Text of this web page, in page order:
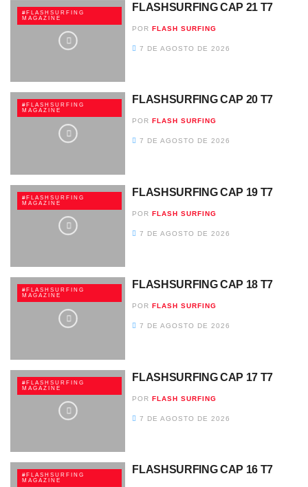
#FLASHSURFING
MAGAZINE
FLASHSURFING CAP 21 T7
POR FLASH SURFING
7 DE AGOSTO DE 2026
#FLASHSURFING
MAGAZINE
FLASHSURFING CAP 20 T7
POR FLASH SURFING
7 DE AGOSTO DE 2026
#FLASHSURFING
MAGAZINE
FLASHSURFING CAP 19 T7
POR FLASH SURFING
7 DE AGOSTO DE 2026
#FLASHSURFING
MAGAZINE
FLASHSURFING CAP 18 T7
POR FLASH SURFING
7 DE AGOSTO DE 2026
#FLASHSURFING
MAGAZINE
FLASHSURFING CAP 17 T7
POR FLASH SURFING
7 DE AGOSTO DE 2026
#FLASHSURFING
MAGAZINE
FLASHSURFING CAP 16 T7